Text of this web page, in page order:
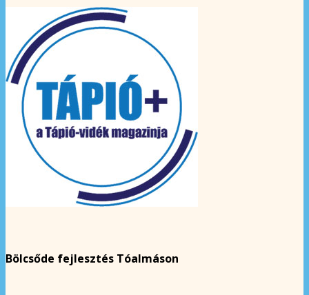
Bölcsőde fejlesztés Tóalmáson